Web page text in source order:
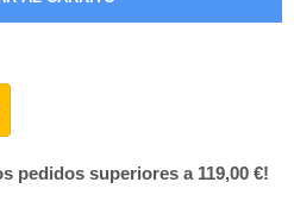
pedidos superiores a 119,00 €!